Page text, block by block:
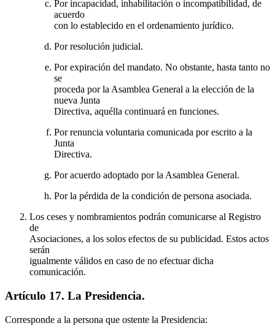
Por incapacidad, inhabilitación o incompatibilidad, de
acuerdo
con lo establecido en el ordenamiento jurídico.
Por resolución judicial.
Por expiración del mandato. No obstante, hasta tanto no
se
proceda por la Asamblea General a la elección de la
nueva Junta
Directiva, aquélla continuará en funciones.
Por renuncia voluntaria comunicada por escrito a la
Junta
Directiva.
Por acuerdo adoptado por la Asamblea General.
Por la pérdida de la condición de persona asociada.
Los ceses y nombramientos podrán comunicarse al Registro
de
Asociaciones, a los solos efectos de su publicidad. Estos actos
serán
igualmente válidos en caso de no efectuar dicha
comunicación.
Artículo 17. La Presidencia.
Corresponde a la persona que ostente la Presidencia: